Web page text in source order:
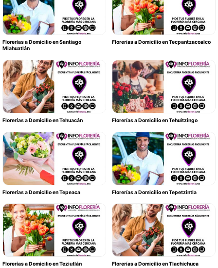
Florerías a Domicilio en Santiago
Miahuatlán
Florerías a Domicilio en Tecpantzacoalco
Florerías a Domicilio en Tehuacán Florerías a Domicilio en Tehuitzingo
Florerías a Domicilio en Tepeaca Florerías a Domicilio en Tepetzintla
Florerías a Domicilio en Teziutlán Florerías a Domicilio en Tlachichuca